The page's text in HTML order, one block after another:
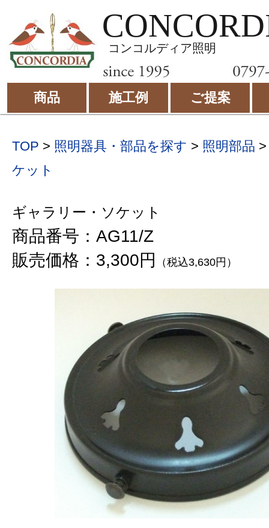
コンコルディア照明
商品 施工例 ご提案
TOP > 照明器具・部品を探す > 照明部品
ケット
ギャラリー・ソケット
商品番号：AG11/Z
販売価格：3,300円
（税込3,630円）